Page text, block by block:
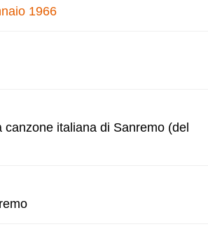
1966
canzone italiana di Sanremo (del